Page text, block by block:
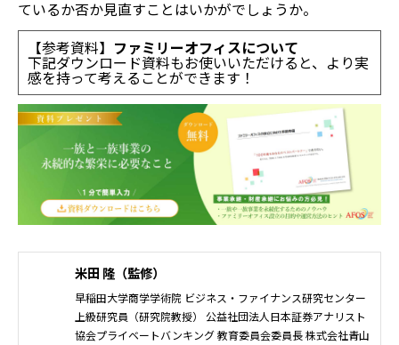
ているか否か見直すことはいかがでしょうか。
【参考資料】 ファミリーオフィスについて
下記ダウンロード資料もお使いいただけると、より実
感を持って考えることができます！
米田 隆（監修）
早稲田大学商学学術院 ビジネス・ファイナンス研究センター
上級研究員（研究院教授） 公益社団法人日本証券アナリスト
協会プライベートバンキング 教育委員会委員長 株式会社青山